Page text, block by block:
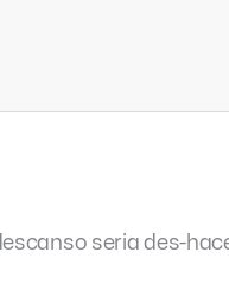
seria des-